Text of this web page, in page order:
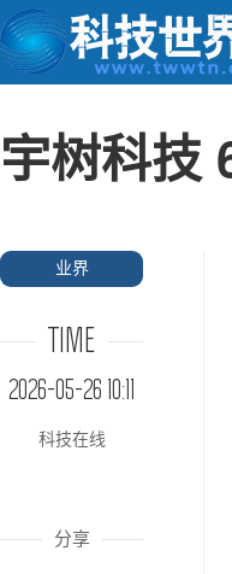
宇树科技
业界
TIME
2026-05-26 10:11
科技在线
分享